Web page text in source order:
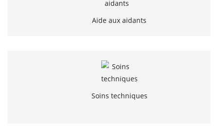
Aide aux aidants
Soins techniques